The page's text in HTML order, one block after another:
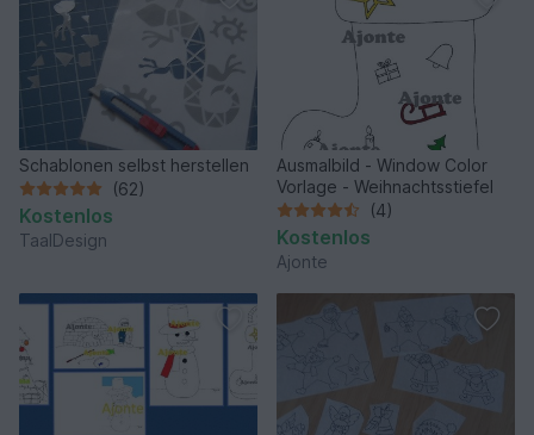
Schablonen selbst herstellen
(62)
Kostenlos
TaalDesign
Ausmalbild - Window Color
Vorlage - Weihnachtsstiefel
(4)
Kostenlos
Ajonte